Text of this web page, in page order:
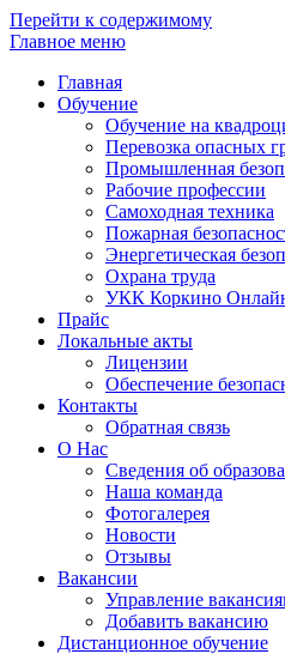
Перейти к содержимому
Главное меню
Главная
Обучение
Обучение на
Перевозка опасных
Промышленная
Рабочие профессии
Самоходная техника
Пожарная
Энергетическая
Охрана труда
УКК Коркино
Прайс
Локальные акты
Лицензии
Обеспечение
Контакты
Обратная связь
О Нас
Сведения об
Наша команда
Фотогалерея
Новости
Отзывы
Вакансии
Управление
Добавить вакансию
Дистанционное обучение